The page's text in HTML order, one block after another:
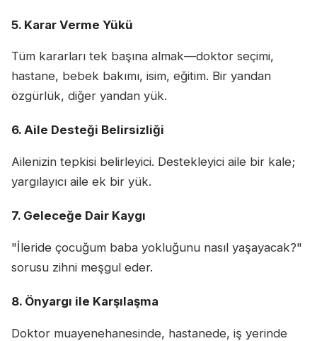
5. Karar Verme Yükü
Tüm kararları tek başına almak—doktor seçimi,
hastane, bebek bakımı, isim, eğitim. Bir yandan
özgürlük, diğer yandan yük.
6. Aile Desteği Belirsizliği
Ailenizin tepkisi belirleyici. Destekleyici aile bir kale;
yargılayıcı aile ek bir yük.
7. Geleceğe Dair Kaygı
"İleride çocuğum baba yokluğunu nasıl yaşayacak?"
sorusu zihni meşgul eder.
8. Önyargı ile Karşılaşma
Doktor muayenehanesinde, hastanede, iş yerinde